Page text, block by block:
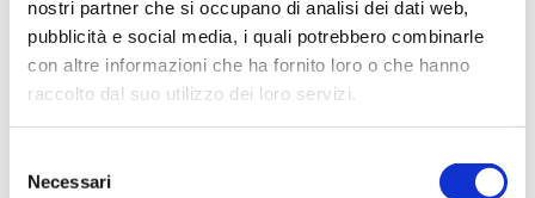
nostri partner che si occupano di analisi dei dati web,
pubblicità e social media, i quali potrebbero combinarle
con altre informazioni che ha fornito loro o che hanno
raccolto dal suo utilizzo dei loro servizi.
delNecessari